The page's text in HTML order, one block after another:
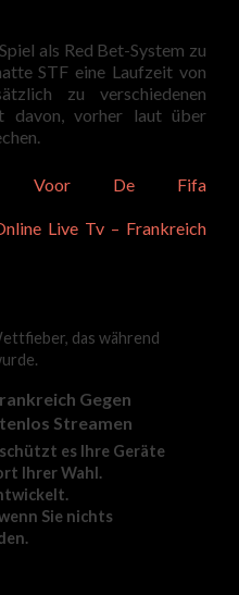
als Red Bet-System zu
STF eine Laufzeit von
zu verschiedenen
davon, vorher laut über
Voor De Fifa
Live Tv – Frankreich
das während
Gegen
Streamen
es Ihre Geräte
Ihrer Wahl.
Sie nichts